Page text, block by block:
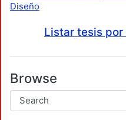
Diseño
Listar tesis
Browse